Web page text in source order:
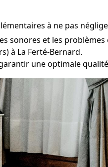
à ne pas
sonores et les
à La Ferté-Bernard.
une optimale